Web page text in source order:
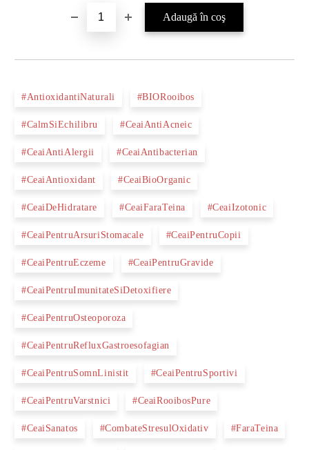
#AntioxidantiNaturali #BIORooibos
#CalmSiEchilibru #CeaiAntiAcneic
#CeaiAntiAlergii #CeaiAntibacterian
#CeaiAntioxidant #CeaiBioOrganic
#CeaiDeHidratare #CeaiFaraTeina #CeaiIzotonic
#CeaiPentruArsuriStomacale #CeaiPentruCopii
#CeaiPentruEczeme #CeaiPentruGravide
#CeaiPentruImunitateSiDetoxifiere
#CeaiPentruOsteoporoza
#CeaiPentruRefluxGastroesofagian
#CeaiPentruSomnLinistit #CeaiPentruSportivi
#CeaiPentruVarstnici #CeaiRooibosPure
#CeaiSanatos #CombateStresulOxidativ #FaraTeina